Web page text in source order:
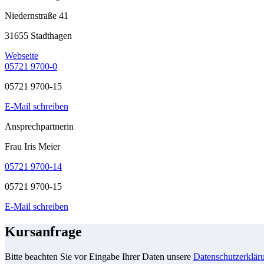
Niedernstraße 41
31655 Stadthagen
Webseite
05721 9700-0
05721 9700-15
E-Mail schreiben
Ansprechpartnerin
Frau Iris Meier
05721 9700-14
05721 9700-15
E-Mail schreiben
Kursanfrage
Bitte beachten Sie vor Eingabe Ihrer Daten unsere